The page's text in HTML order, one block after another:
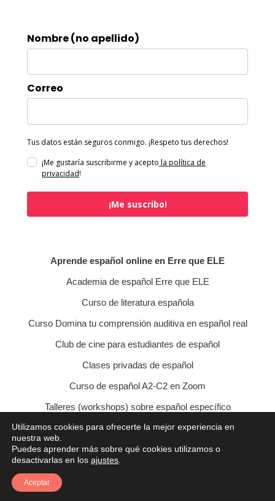
Nombre (no apellido)
Correo
Tus datos están seguros conmigo. ¡Respeto tus derechos!
¡Me gustaría suscribirme y acepto la política de
privacidad!
¡Me suscribo!
Aprende español online en Erre que ELE
Academia de español Erre que ELE
Curso de literatura española
Curso Domina tu comprensión auditiva en español real
Club de cine para estudiantes de español
Clases privadas de español
Curso de español A2-C2 en Zoom
Talleres (workshops) sobre español específico
Curso de conversación veraniego
Política de privacidad
Política de cookies
Condiciones de contratación
Utilizamos cookies para ofrecerte la mejor experiencia en
nuestra web.
Puedes aprender más sobre qué cookies utilizamos o
desactivarlas en los ajustes
Aceptar